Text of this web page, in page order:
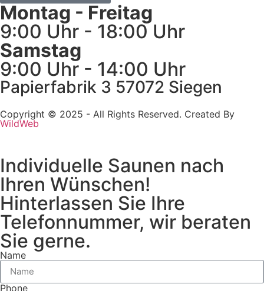
Montag - Freitag
9:00 Uhr - 18:00 Uhr
Samstag
9:00 Uhr - 14:00 Uhr
Papierfabrik 3 57072 Siegen
Copyright © 2025 - All Rights Reserved. Created By
WildWeb
Individuelle Saunen nach
Ihren Wünschen!
Hinterlassen Sie Ihre
Telefonnummer, wir beraten
Sie gerne.
Name
Phone